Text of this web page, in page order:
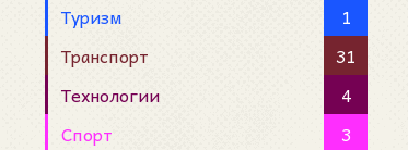
Туризм
1
Транспорт
31
Технологии
4
Спорт
3